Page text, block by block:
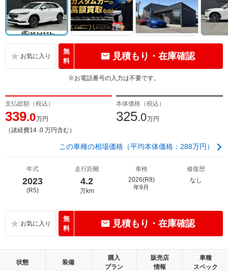
無
料
見積もり・在庫確認
※お電話番号の入力は不要です。
支払総額（税込）
339.0万円
（諸経費14 .0 万円含む）
本体価格（税込）
325.0万円
この車種の相場価格（平均本体価格：288万円）
年式
2023
(R5)
走行距離
4.2
万km
車検
2026(R8)
年9月
修復歴
なし
無
料
見積もり・在庫確認
状態 装備
購入
プラン
販売店
情報
車種
スペック